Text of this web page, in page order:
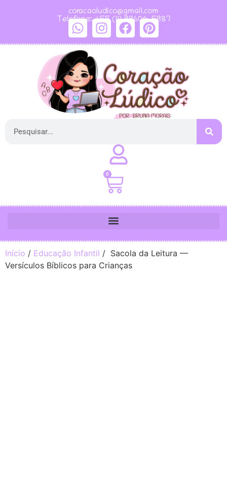
coracaoludico@gmail.com
Telefone: +55 (11) 99604-5987
0
Início / Educação Infantil / Sacola da Leitura —
Versículos Bíblicos para Crianças